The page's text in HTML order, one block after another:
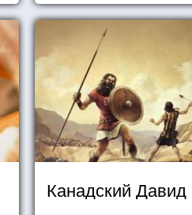
Канадский